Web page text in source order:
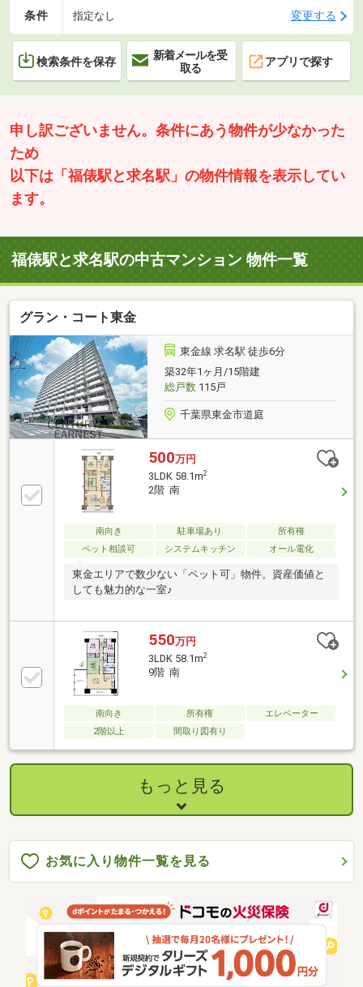
条件 指定なし 変更する
検索条件を保存
新着メールを受
取る
アプリで探す
申し訳ございません。条件にあう物件が少なかった
ため
以下は「福俵駅と求名駅」の物件情報を表示してい
ます。
福俵駅と求名駅の中古マンション 物件一覧
グラン・コート東金
東金線 求名駅 徒歩6分
築32年1ヶ月/15階建
総戸数115戸
千葉県東金市道庭
500万円
3LDK 58.1m2
2階 南
南向き 駐車場あり
所有権
ペット相談可
システムキッチン オール電化
東金エリアで数少ない「ペット可」物件。資産価値と
しても魅力的な一室♪
550万円
3LDK 58.1m2
9階 南
南向き 所有権
エレベーター
2階以上
間取り図有り
もっと見る
お気に入り物件一覧を見る